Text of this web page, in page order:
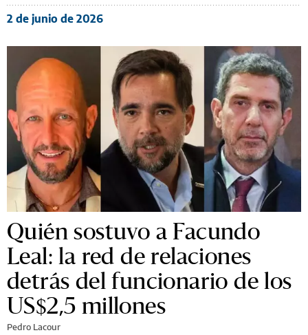
2 de junio de 2026
Quién sostuvo a Facundo
Leal: la red de relaciones
detrás del funcionario de los
US$2,5 millones
Pedro Lacour